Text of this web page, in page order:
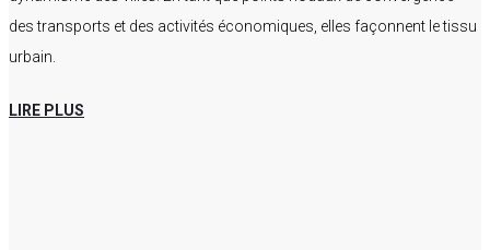
des transports et des activités économiques, elles façonnent le tissu
urbain.
LIRE PLUS